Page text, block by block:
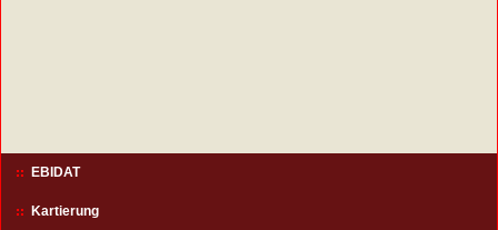
EBIDAT
Kartierung